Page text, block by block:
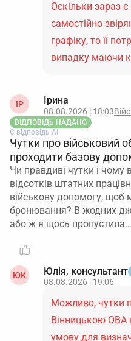
Оскільки зараз
самостійно
графіку, то її
випадку маючи
ІР Ірина
08.08.2026 | 18:03
ВІДПОВІДЬ НАДАНО
Є відповідь АІ
Чутки про військовий
проходити базову
Чи правдиві чутки і
відсотків штатних
військову допомогу, щоб
бронювання? В жодних
або ж я щось пропустила…
ЮК Юлія, консультант
08.08.2026 | 19:06
Можливо, чутки
Вінницькою ОВА
умову для